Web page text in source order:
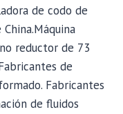
de codo de
reductor de 73
de
Fabricantes
de fluidos